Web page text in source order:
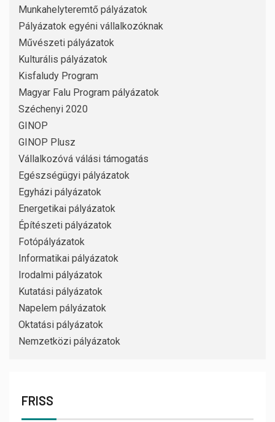
Munkahelyteremtő pályázatok
Pályázatok egyéni vállalkozóknak
Művészeti pályázatok
Kulturális pályázatok
Kisfaludy Program
Magyar Falu Program pályázatok
Széchenyi 2020
GINOP
GINOP Plusz
Vállalkozóvá válási támogatás
Egészségügyi pályázatok
Egyházi pályázatok
Energetikai pályázatok
Építészeti pályázatok
Fotópályázatok
Informatikai pályázatok
Irodalmi pályázatok
Kutatási pályázatok
Napelem pályázatok
Oktatási pályázatok
Nemzetközi pályázatok
FRISS